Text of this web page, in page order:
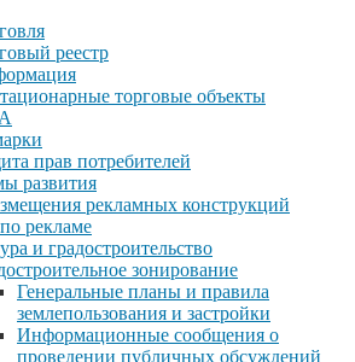
реестр
торговые объекты
прав потребителей
развития
рекламных конструкций
рекламе
и градостроительство
зонирование
Генеральные планы и правила
землепользования и застройки
Информационные сообщения о
проведении публичных обсуждений